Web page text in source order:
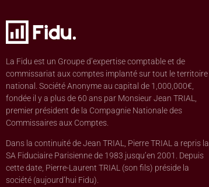
La Fidu est un Groupe d’expertise comptable et de
commissariat aux comptes implanté sur tout le territoire
national. Société Anonyme au capital de 1,000,000€,
fondée il y a plus de 60 ans par Monsieur Jean TRIAL,
premier président de la Compagnie Nationale des
Commissaires aux Comptes.
Dans la continuité de Jean TRIAL, Pierre TRIAL a repris la
SA Fiduciaire Parisienne de 1983 jusqu’en 2001. Depuis
cette date, Pierre-Laurent TRIAL (son fils) préside la
société (aujourd’hui Fidu).